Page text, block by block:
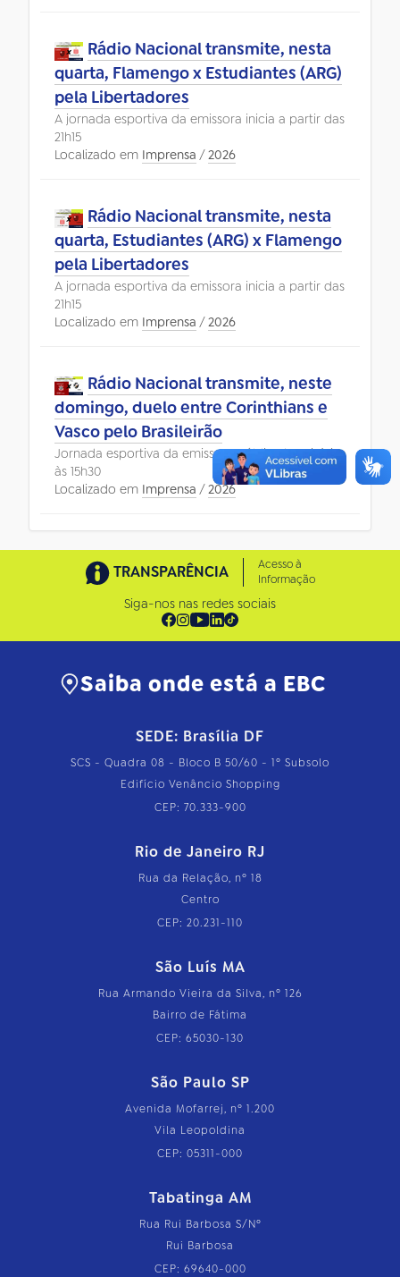
Rádio Nacional transmite, nesta
quarta, Flamengo x Estudiantes (ARG)
pela Libertadores
A jornada esportiva da emissora inicia a partir das
21h15
Localizado em Imprensa /2026
Rádio Nacional transmite, nesta
quarta, Estudiantes (ARG) x Flamengo
pela Libertadores
A jornada esportiva da emissora inicia a partir das
21h15
Localizado em Imprensa /2026
Rádio Nacional transmite, neste
domingo, duelo entre Corinthians e
Vasco pelo Brasileirão
Jornada esportiva da emissora pública tem início
às 15h30
Localizado em Imprensa /2026
TRANSPARÊNCIA
Acesso à
Informação
Siga-nos nas redes sociais
Saiba onde está a EBC
SEDE: Brasília DF
SCS - Quadra 08 - Bloco B 50/60 - 1º Subsolo
Edifício Venâncio Shopping
CEP: 70.333-900
Rio de Janeiro RJ
Rua da Relação, nº 18
Centro
CEP: 20.231-110
São Luís MA
Rua Armando Vieira da Silva, nº 126
Bairro de Fátima
CEP: 65030-130
São Paulo SP
Avenida Mofarrej, nº 1.200
Vila Leopoldina
CEP: 05311-000
Tabatinga AM
Rua Rui Barbosa S/Nº
Rui Barbosa
CEP: 69640-000